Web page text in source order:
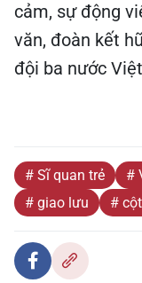
cảm, sự động
văn, đoàn kết
đội ba nước
# Sĩ quan trẻ #
# giao lưu
#